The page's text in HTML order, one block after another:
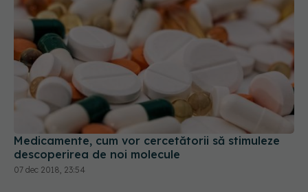
Medicamente, cum vor cercetătorii să stimuleze
descoperirea de noi molecule
07 dec 2018, 23:54